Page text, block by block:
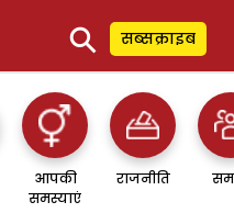
⚲ सब्सक्राइब
आपकी
समस्याएं
राजनीति